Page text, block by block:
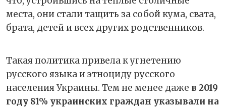
места, они стали тащить за собой кума, свата,
брата, детей и всех других родственников.
Такая политика привела к угнетению
русского языка и этноциду русского
населения Украины. Тем не менее даже в 2019
году 81% украинских граждан указывали на